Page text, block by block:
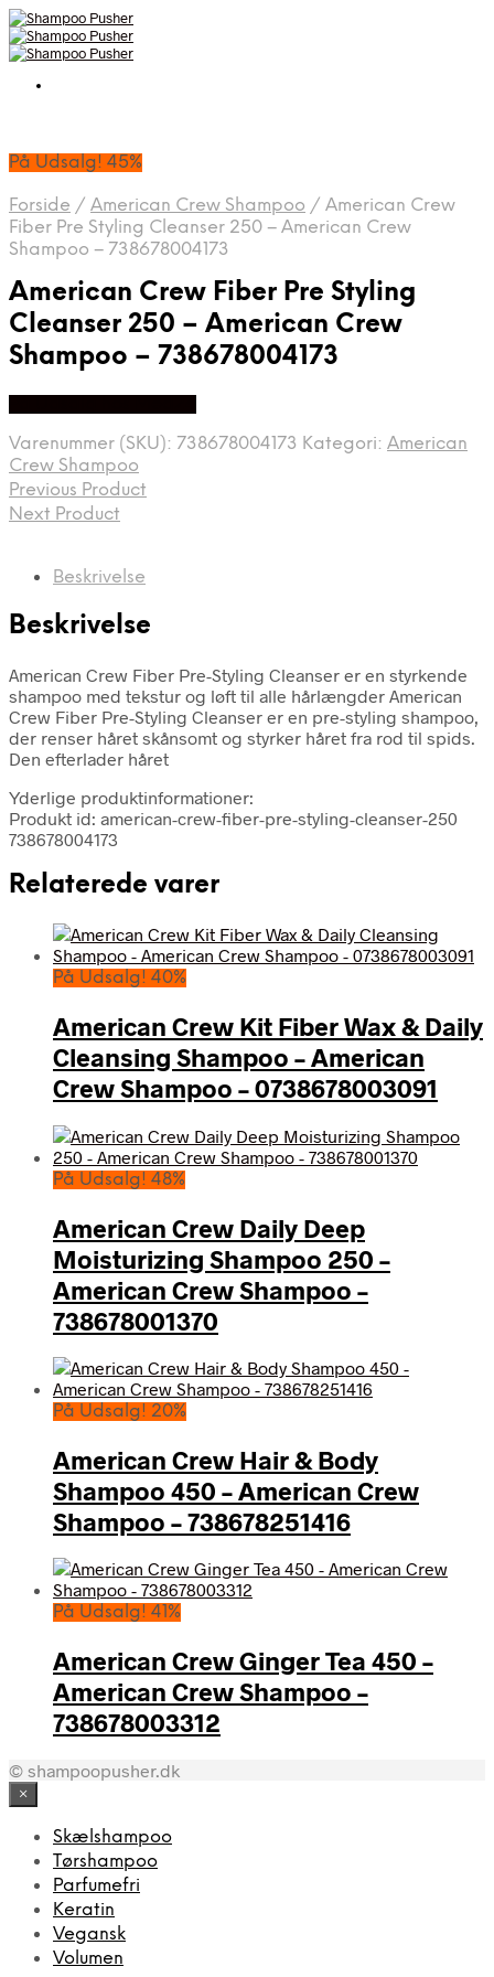
På Udsalg! 45%
Forside / American Crew Shampoo / American Crew
Fiber Pre Styling Cleanser 250 – American Crew
Shampoo – 738678004173
American Crew Fiber Pre Styling
Cleanser 250 – American Crew
Shampoo – 738678004173
Varenummer (SKU): 738678004173 Kategori: American
Crew Shampoo
Previous Product
Next Product
Beskrivelse
Beskrivelse
American Crew Fiber Pre-Styling Cleanser er en styrkende
shampoo med tekstur og løft til alle hårlængder American
Crew Fiber Pre-Styling Cleanser er en pre-styling shampoo,
der renser håret skånsomt og styrker håret fra rod til spids.
Den efterlader håret
Yderlige produktinformationer:
Produkt id: american-crew-fiber-pre-styling-cleanser-250
738678004173
Relaterede varer
På Udsalg! 40%
American Crew Kit Fiber Wax & Daily
Cleansing Shampoo – American
Crew Shampoo – 0738678003091
På Udsalg! 48%
American Crew Daily Deep
Moisturizing Shampoo 250 –
American Crew Shampoo –
738678001370
På Udsalg! 20%
American Crew Hair & Body
Shampoo 450 – American Crew
Shampoo – 738678251416
På Udsalg! 41%
American Crew Ginger Tea 450 –
American Crew Shampoo –
738678003312
© shampoopusher.dk
×
Skælshampoo
Tørshampoo
Parfumefri
Keratin
Vegansk
Volumen